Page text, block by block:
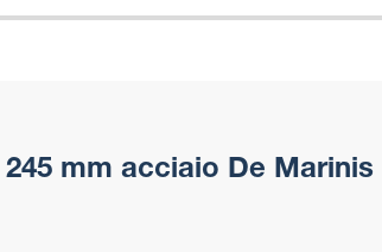
mm acciaio De Marinis